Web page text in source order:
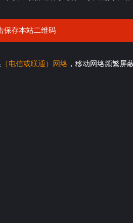
保存本站二维码
（电信或联通）网络 ，移动网络频繁屏